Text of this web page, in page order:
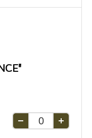
Retirer
Ajouter